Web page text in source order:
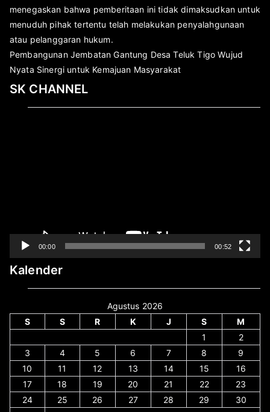
menegaskan bahwa pemberitaan ini tidak dimaksudkan untuk
menuduh pihak tertentu telah melakukan penyalahgunaan
atau pelanggaran hukum.
Pembangunan Jembatan Gantung Desa Teluk Tigo Wujud
Nyata Sinergi untuk Kemajuan Masyarakat
SK CHANNEL
00:00 00:52
Kalender
Agustus 2026
S
S R K J S
M
1
2
3
4 5 6 7 8
9
10
11 12 13 14 15
16
17
18 19 20 21 22
23
24
25 26 27 28 29
30